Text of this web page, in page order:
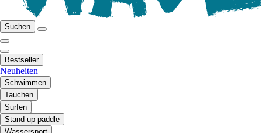
Suchen
Bestseller
Neuheiten
Schwimmen
Tauchen
Surfen
Stand up paddle